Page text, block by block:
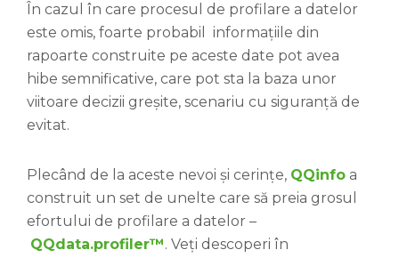
În cazul în care procesul de profilare a datelor
este omis, foarte probabil informațiile din
rapoarte construite pe aceste date pot avea
hibe semnificative, care pot sta la baza unor
viitoare decizii greșite, scenariu cu siguranță de
evitat.
Plecând de la aceste nevoi și cerințe, QQinfo a
construit un set de unelte care să preia grosul
efortului de profilare a datelor –
QQdata.profiler™. Veți descoperi în